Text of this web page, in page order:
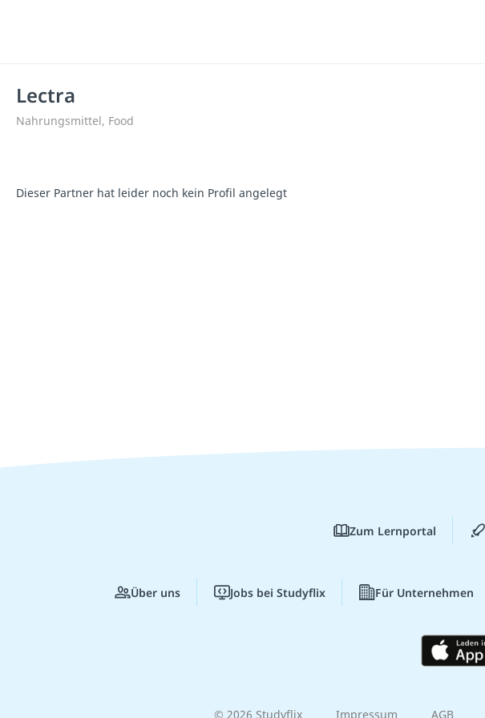
Lectra
Nahrungsmittel, Food
Dieser Partner hat leider noch kein Profil angelegt
Zum Lernportal
Über uns Jobs bei Studyflix Für Unternehmen
© 2026 Studyflix Impressum AGB